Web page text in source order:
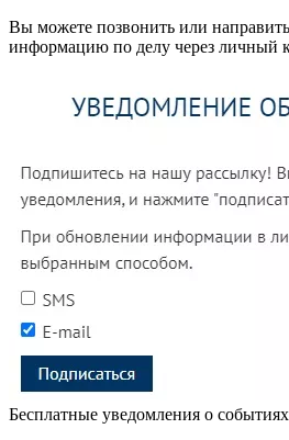
Вы можете позвонить или
информацию по делу через личный
Бесплатные уведомления о